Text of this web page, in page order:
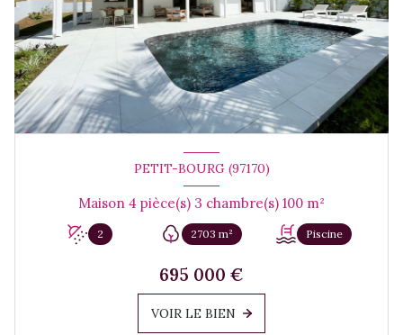
PETIT-BOURG (97170)
Maison 4 pièce(s) 3 chambre(s) 100 m²
2 2703 m² Piscine
695 000 €
VOIR LE BIEN